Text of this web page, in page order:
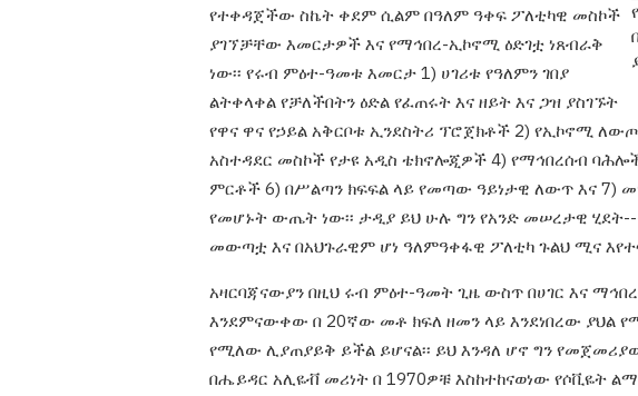
የተቀዳጀችው ስኬት ቀደም ሲልም በዓለም ዓቀፍ ፖለቲካዊ መስኮች
ያገኘቻቸው እመርታዎች እና የማኅበረ-ኢኮኖሚ ዕድገቷ ነጸብራቅ
ነው፡፡ የሩብ ምዕተ-ዓመቱ እመርታ 1) ሀገሪቱ የዓለምን ገበያ
ልትቀላቀል የቻለችበትን ዕድል የፈጠሩት እና ዘይት እና ጋዝ ያስገኙት
የዋና ዋና የኃይል አቅርቦቱ ኢንደስትሪ ፕሮጀክቶች 2) የኢኮኖሚ
አስተዳደር መስኮች የታዩ አዲስ ቴክኖሎጂዎች 4) የማኅበረሰብ
ምርቶች 6) በሥልጣን ክፍፍል ላይ የመጣው ዓይነታዊ ለውጥ እና 7)
የመሆኑት ውጤት ነው፡፡ ታዲያ ይህ ሁሉ ግን የአንድ መሠረታዊ
መውጣቷ እና በአህጉራዊም ሆነ ዓለምዓቀፋዊ ፖለቲካ ጉልህ ሚና
አዛርባጃናውያን በዚህ ሩብ ምዕተ-ዓመት ጊዜ ውስጥ በሀገር እና
እንደምናውቀው በ 20ኛው መቶ ክፍለ ዘመን ላይ እንደነበረው ያህል
የሚለው ሊያጠያይቅ ይችል ይሆናል፡፡ ይህ እንዳለ ሆኖ ግን
በሔይዳር አሊዬቭ መሪነት በ 1970ዎቹ እስከተከናወነው የሶቪዬት